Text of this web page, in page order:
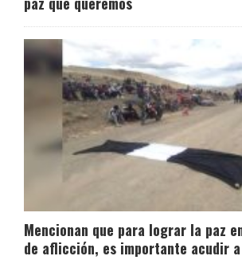
Mencionan que para lograr la paz
de aflicción, es importante acudir